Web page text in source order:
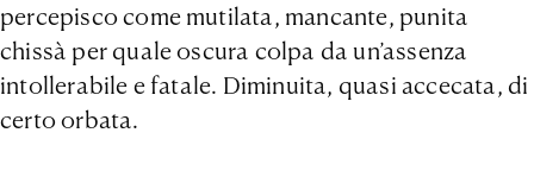
percepisco come mutilata, mancante, punita
chissà per quale oscura colpa da un’assenza
intollerabile e fatale. Diminuita, quasi accecata, di
certo orbata.